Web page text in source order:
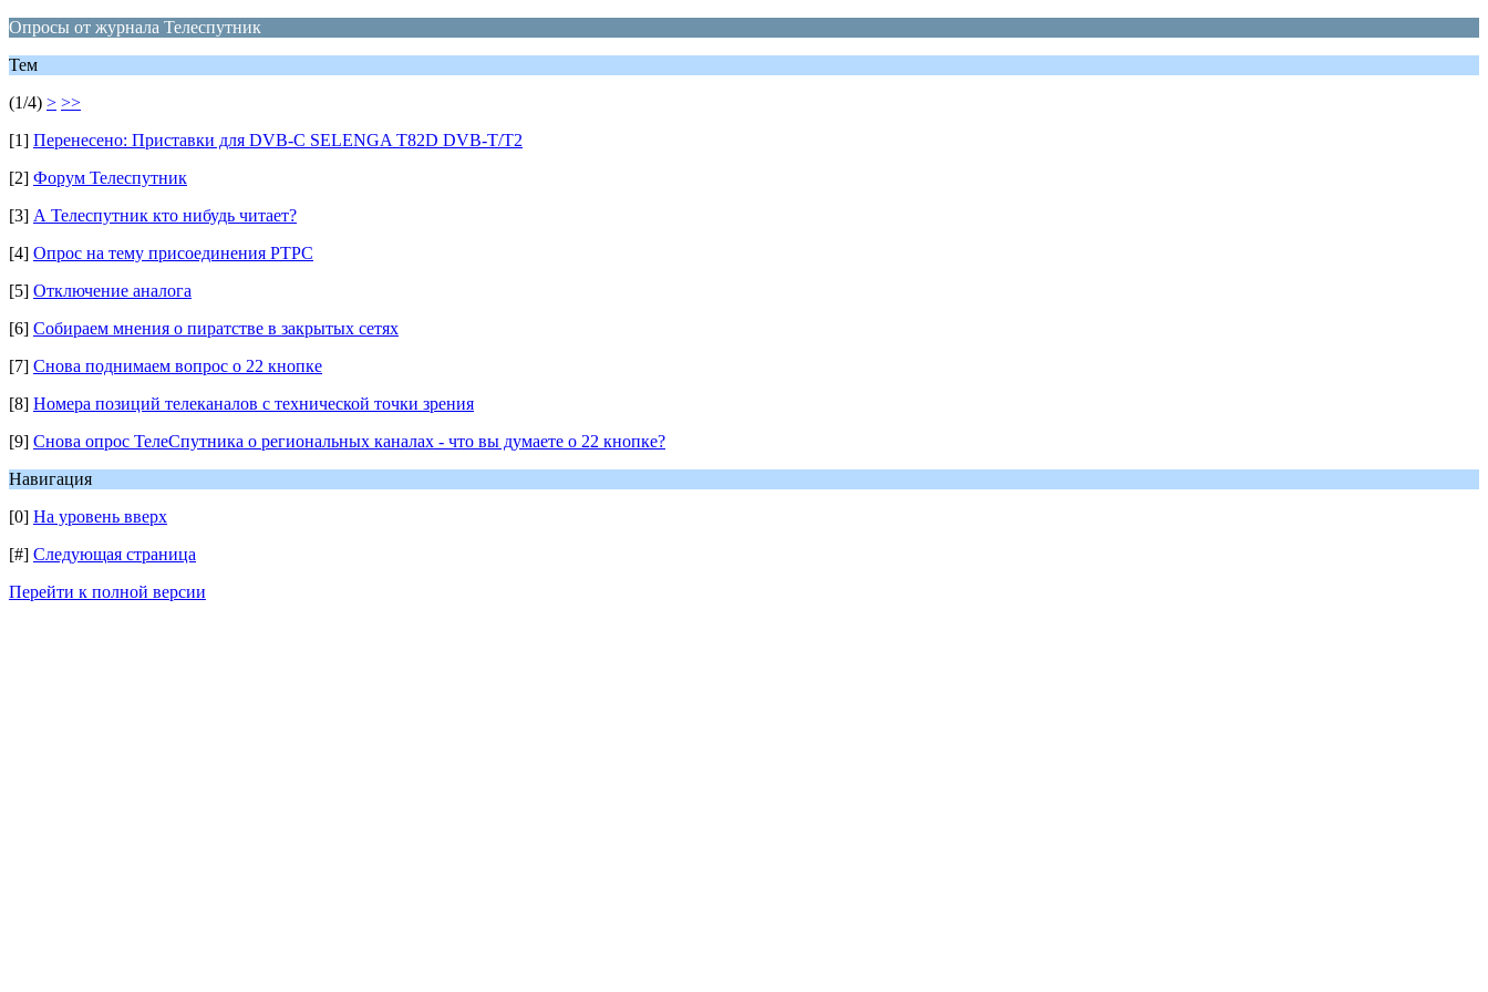
Опросы от журнала Телеспутник
Тем
(1/4) > >>
[1] Перенесено: Приставки для DVB-C SELENGA T82D DVB-T/T2
[2] Форум Телеспутник
[3] А Телеспутник кто нибудь читает?
[4] Опрос на тему присоединения РТРС
[5] Отключение аналога
[6] Собираем мнения о пиратстве в закрытых сетях
[7] Снова поднимаем вопрос о 22 кнопке
[8] Номера позиций телеканалов с технической точки зрения
[9] Снова опрос ТелеСпутника о региональных каналах - что вы думаете о 22 кнопке?
Навигация
[0] На уровень вверх
[#] Следующая страница
Перейти к полной версии